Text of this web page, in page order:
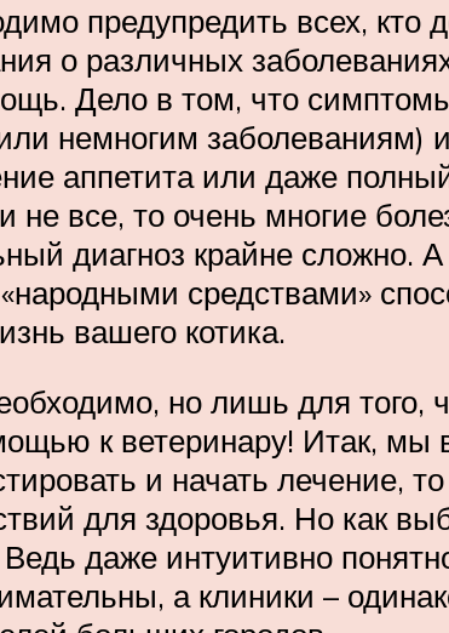
предупредить всех,
о различных
Дело в том, что
немногим заболеваниям)
аппетита или даже
не все, то очень многие
диагноз крайне
средствами»
вашего котика.
но лишь для того,
к ветеринару! Итак, мы
и начать лечение,
для здоровья. Но как
даже интуитивно
а клиники –